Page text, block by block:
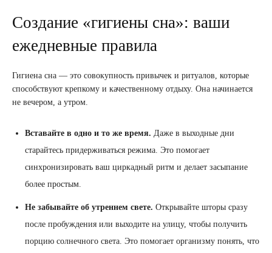
Создание «гигиены сна»: ваши
ежедневные правила
Гигиена сна — это совокупность привычек и ритуалов, которые
способствуют крепкому и качественному отдыху. Она начинается
не вечером, а утром.
Вставайте в одно и то же время. Даже в выходные дни
старайтесь придерживаться режима. Это помогает
синхронизировать ваш циркадный ритм и делает засыпание
более простым.
Не забывайте об утреннем свете. Открывайте шторы сразу
после пробуждения или выходите на улицу, чтобы получить
порцию солнечного света. Это помогает организму понять, что